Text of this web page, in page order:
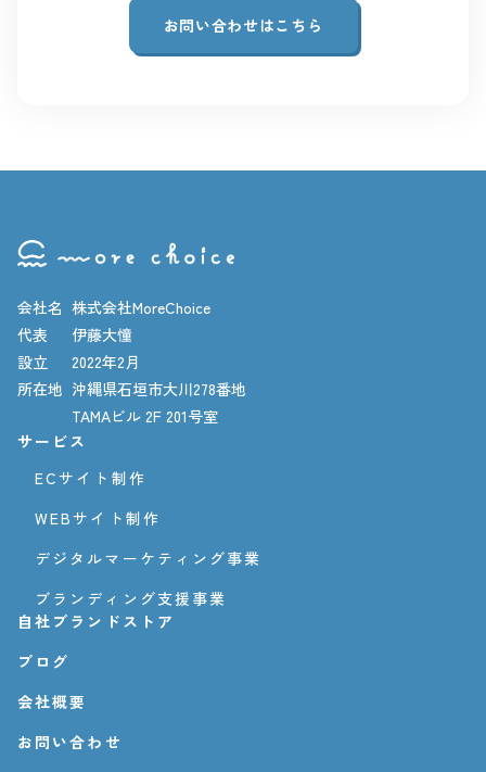
お問い合わせはこちら
会社名 株式会社MoreChoice
代表
伊藤大憧
設立
2022年2月
所在地 沖縄県石垣市大川278番地
TAMAビル 2F 201号室
サービス
ECサイト制作
WEBサイト制作
デジタルマーケティング事業
ブランディング支援事業
自社ブランドストア
ブログ
会社概要
お問い合わせ